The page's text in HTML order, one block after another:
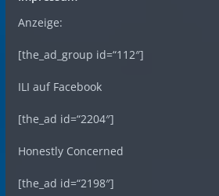
Anzeige:
[the_ad_group id=“112″]
ILI auf Facebook
[the_ad id=“2204″]
Honestly Concerned
[the_ad id=“2198″]